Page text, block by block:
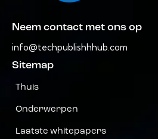
Neem contact met ons op
info@techpublishhhub.com
Sitemap
Thuis
Onderwerpen
Laatste whitepapers